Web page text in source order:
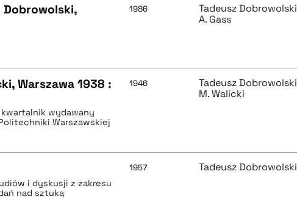
Dobrowolski,
1986
Tadeusz Dobrowolski
A. Gass
Warszawa 1938 :
wydawany
Warszawskiej
1946
Tadeusz Dobrowolski
M. Walicki
i dyskusji z zakresu
nad sztuką
1957 Tadeusz Dobrowolski